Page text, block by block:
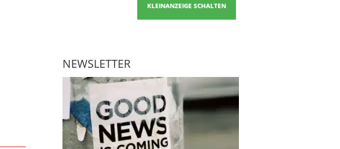
KLEINANZEIGE SCHALTEN
NEWSLETTER